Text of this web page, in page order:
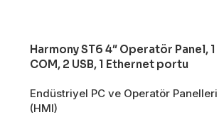
Harmony ST6 4″ Operatör Panel, 1
COM, 2 USB, 1 Ethernet portu
Endüstriyel PC ve Operatör Panelleri
(HMI)